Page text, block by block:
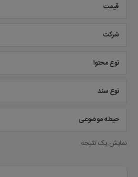
قیمت
شرکت
نوع محتوا
نوع سند
حیطه موضوعی
نمایش یک نتیجه